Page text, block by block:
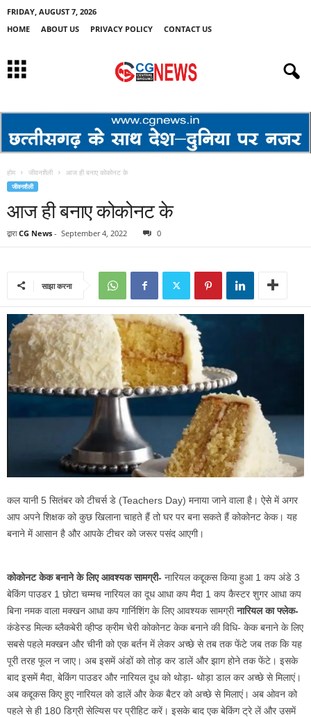
FRIDAY, AUGUST 7, 2026
HOME
ABOUT US PRIVACY POLICY CONTACT US
होम जीवनशैली आज ही बनाए कोकोनट के
जीवनशैली
आज ही बनाए कोकोनट के
द्वारा CG News - September 4, 2022 0
साझा करना
कल यानी 5 सितंबर को टीचर्स डे (Teachers Day) मनाया जाने वाला है। ऐसे में अगर
आप अपने शिक्षक को कुछ खिलाना चाहते हैं तो घर पर बना सकते हैं कोकोनट केक। यह
बनाने में आसान है और आपके टीचर को जरूर पसंद आएगी।
कोकोनट केक बनाने के लिए आवश्यक सामग्री- नारियल कद्दूकस किया हुआ 1 कप अंडे 3
बेकिंग पाउडर 1 छोटा चम्मच नारियल का दूध आधा कप मैदा 1 कप कैस्टर शुगर आधा कप
बिना नमक वाला मक्खन आधा कप गार्निशिंग के लिए आवश्यक सामग्रीनारियल का फ्लेक-
कंडेस्ड मिल्क ब्लैकबेरी व्हीप्ड क्रीम चेरी कोकोनट केक बनाने की विधि- केक बनाने के लिए
सबसे पहले मक्खन और चीनी को एक बर्तन में लेकर अच्छे से तब तक फेंटे जब तक कि यह
पूरी तरह फूल न जाए। अब इसमें अंडों को तोड़ कर डालें और झाग होने तक फेंटे। इसके
बाद इसमें मैदा, बेकिंग पाउडर और नारियल दूध को थोड़ा- थोड़ा डाल कर अच्छे से मिलाएं।
अब कद्दूकस किए हुए नारियल को डालें और केक बैटर को अच्छे से मिलाएं। अब ओवन को
पहले से ही 180 डिग्री सेल्यिस पर प्रीहिट करें। इसके बाद एक बेकिंग ट्रे लें और उसमें